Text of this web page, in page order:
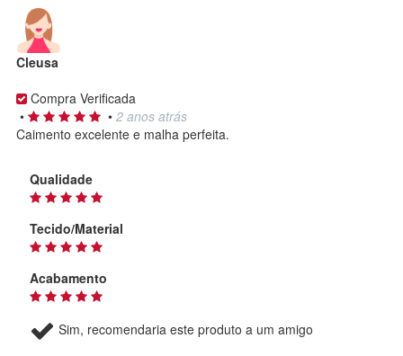
Cleusa
Compra Verificada
•
• 2 anos atrás
Caimento excelente e malha perfeita.
Qualidade
Tecido/Material
Acabamento
Sim, recomendaria este produto a um amigo